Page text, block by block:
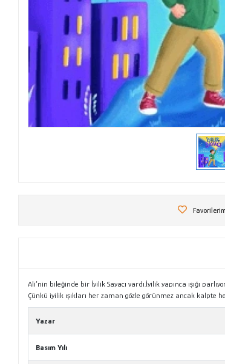
Ali’nin bileğinde bir İyilik Sayacı vardı.İyilik yapınca ışığı
Çünkü iyilik ışıkları her zaman gözle görünmez ancak kalpte
Yazar
Basım Yılı